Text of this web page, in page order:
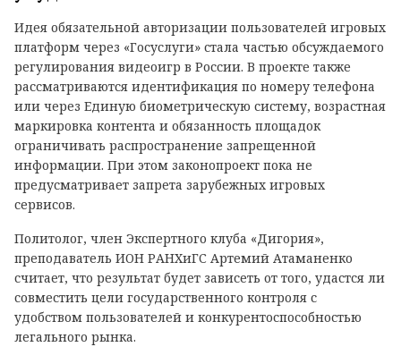
Идея обязательной авторизации пользователей игровых
платформ через «Госуслуги» стала частью обсуждаемого
регулирования видеоигр в России. В проекте также
рассматриваются идентификация по номеру телефона
или через Единую биометрическую систему, возрастная
маркировка контента и обязанность площадок
ограничивать распространение запрещенной
информации. При этом законопроект пока не
предусматривает запрета зарубежных игровых
сервисов.
Политолог, член Экспертного клуба «Дигория»,
преподаватель ИОН РАНХиГС Артемий Атаманенко
считает, что результат будет зависеть от того, удастся ли
совместить цели государственного контроля с
удобством пользователей и конкурентоспособностью
легального рынка.